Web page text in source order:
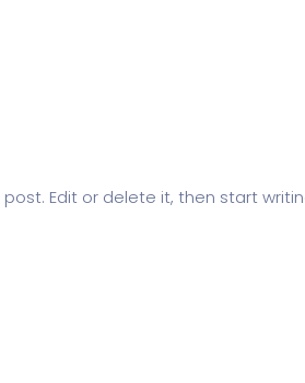
Edit or delete it, then start